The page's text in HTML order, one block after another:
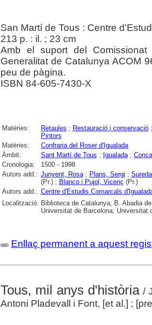
San Martí de Tous : Centre
213 p. : il. ; 23 cm
Amb el suport del
Generalitat de Catalunya ACOM
peu de pàgina.
ISBN 84-605-7430-X
Matèries: Retaules ; Restauració i conservació
Pintors
Matèries:
Confraria del Roser d'Igualada
Àmbit:
Sant Martí de Tous ; Igualada;
Cronologia:
1500 - 1998
Autors add.: Junyent, Rosa; Plans, Sergi ;
(Pr.) ; Blanco i Pujol, Vicenç (Pr.)
Autors add.: Centre d'Estudis Comarcals
Localització: Biblioteca de Catalunya; B. Abadia
Universitat de Barcelona; Universitat
Enllaç permanent a aquest
Tous, mil anys d'història/
Antoni Pladevall i Font, [et al.] ;